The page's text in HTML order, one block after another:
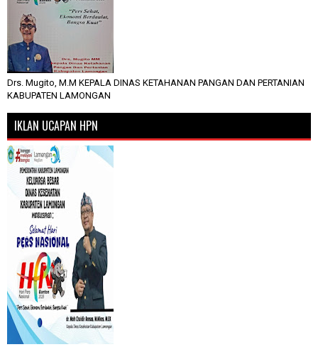
Drs. Mugito, M.M KEPALA DINAS KETAHANAN PANGAN DAN PERTANIAN
KABUPATEN LAMONGAN
IKLAN UCAPAN HPN